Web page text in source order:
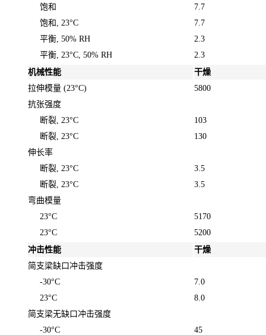
饱和
7.7
饱和, 23°C
7.7
平衡, 50% RH
2.3
平衡, 23°C, 50% RH
2.3
机械性能
干燥
拉伸模量 (23°C)
5800
抗张强度
断裂, 23°C
103
断裂, 23°C
130
伸长率
断裂, 23°C
3.5
断裂, 23°C
3.5
弯曲模量
23°C
5170
23°C
5200
冲击性能
干燥
简支梁缺口冲击强度
-30°C
7.0
23°C
8.0
简支梁无缺口冲击强度
-30°C
45